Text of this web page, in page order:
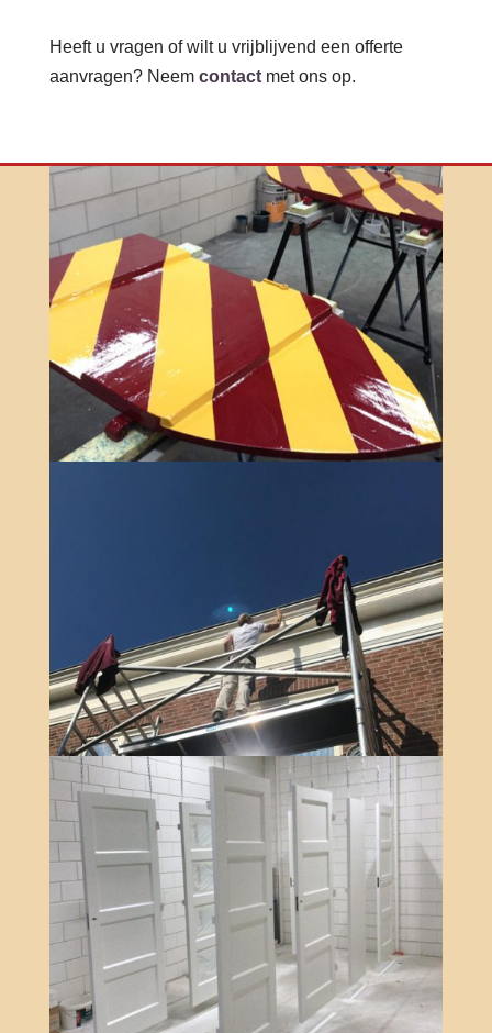
Heeft u vragen of wilt u vrijblijvend een offerte
aanvragen? Neem contactmet ons op.